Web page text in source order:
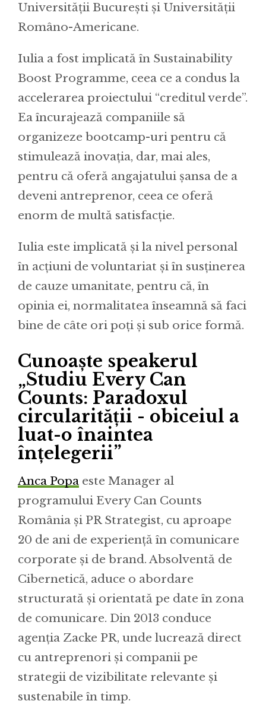
Universității București și Universității
Româno-Americane.
Iulia a fost implicată în Sustainability
Boost Programme, ceea ce a condus la
accelerarea proiectului “creditul verde”.
Ea încurajează companiile să
organizeze bootcamp-uri pentru că
stimulează inovația, dar, mai ales,
pentru că oferă angajatului șansa de a
deveni antreprenor, ceea ce oferă
enorm de multă satisfacție.
Iulia este implicată și la nivel personal
în acțiuni de voluntariat și în susținerea
de cauze umanitate, pentru că, în
opinia ei, normalitatea înseamnă să faci
bine de câte ori poți și sub orice formă.
Cunoaște speakerul
„Studiu Every Can
Counts: Paradoxul
circularității - obiceiul a
luat-o înaintea
înțelegerii”
Anca Popa este Manager al
programului Every Can Counts
România și PR Strategist, cu aproape
20 de ani de experiență în comunicare
corporate și de brand. Absolventă de
Cibernetică, aduce o abordare
structurată și orientată pe date în zona
de comunicare. Din 2013 conduce
agenția Zacke PR, unde lucrează direct
cu antreprenori și companii pe
strategii de vizibilitate relevante și
sustenabile în timp.